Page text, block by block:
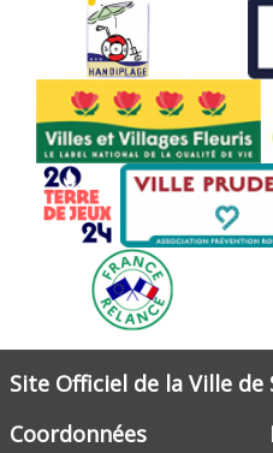
Site Officiel de la Ville de
Coordonnées